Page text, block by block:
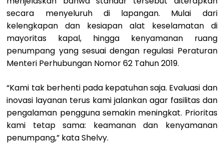
secara menyeluruh di lapangan. Mulai dari
kelengkapan dan kesiapan alat keselamatan di
mayoritas kapal, hingga kenyamanan ruang
penumpang yang sesuai dengan regulasi Peraturan
Menteri Perhubungan Nomor 62 Tahun 2019.
“Kami tak berhenti pada kepatuhan saja. Evaluasi dan
inovasi layanan terus kami jalankan agar fasilitas dan
pengalaman pengguna semakin meningkat. Prioritas
kami tetap sama: keamanan dan kenyamanan
penumpang,” kata Shelvy.